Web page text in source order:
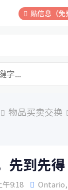
贴信息（免
物品买卖交换
先到先得
午9:18 Ontario,